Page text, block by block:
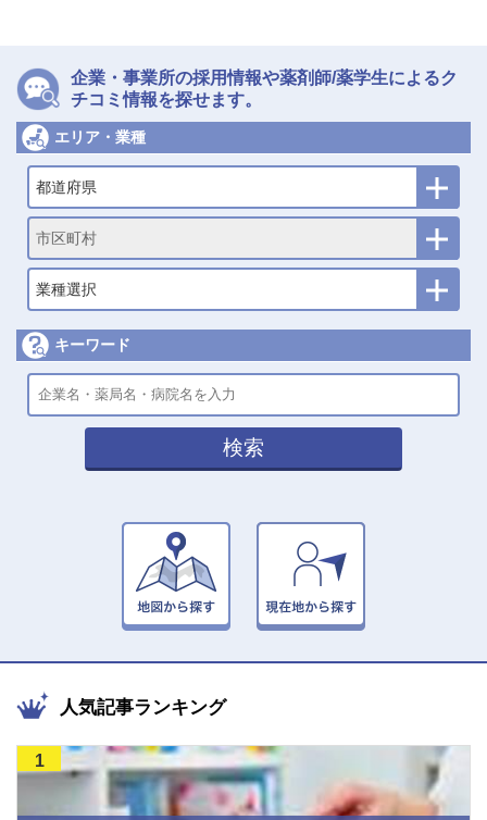
企業・事業所の採用情報や薬剤師/薬学生によるク
チコミ情報を探せます。
エリア・業種
都道府県
市区町村
業種選択
キーワード
検索
人気記事ランキング
1